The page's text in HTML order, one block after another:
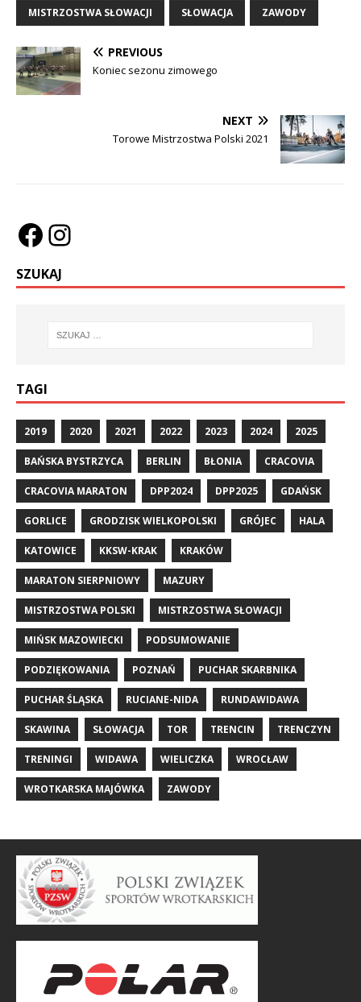
MISTRZOSTWA SŁOWACJI SŁOWACJA ZAWODY
PREVIOUS
Koniec sezonu zimowego
NEXT
Torowe Mistrzostwa Polski 2021
SZUKAJ
TAGI
2019 2020 2021 2022 2023 2024 2025
BAŃSKA BYSTRZYCA BERLIN BŁONIA CRACOVIA
CRACOVIA MARATON DPP2024 DPP2025 GDAŃSK
GORLICE GRODZISK WIELKOPOLSKI GRÓJEC HALA
KATOWICE KKSW-KRAK KRAKÓW
MARATON SIERPNIOWY MAZURY
MISTRZOSTWA POLSKI MISTRZOSTWA SŁOWACJI
MIŃSK MAZOWIECKI PODSUMOWANIE
PODZIĘKOWANIA POZNAŃ PUCHAR SKARBNIKA
PUCHAR ŚLĄSKA RUCIANE-NIDA RUNDAWIDAWA
SKAWINA SŁOWACJA TOR TRENCIN TRENCZYN
TRENINGI WIDAWA WIELICZKA WROCŁAW
WROTKARSKA MAJÓWKA ZAWODY